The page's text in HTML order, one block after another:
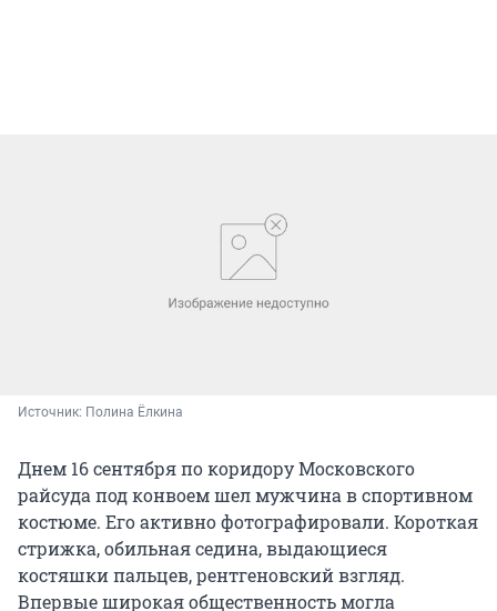
Источник: Полина Ёлкина
Днем 16 сентября по коридору Московского
райсуда под конвоем шел мужчина в спортивном
костюме. Его активно фотографировали. Короткая
стрижка, обильная седина, выдающиеся
костяшки пальцев, рентгеновский взгляд.
Впервые широкая общественность могла